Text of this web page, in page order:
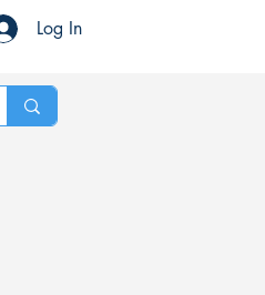
Log In